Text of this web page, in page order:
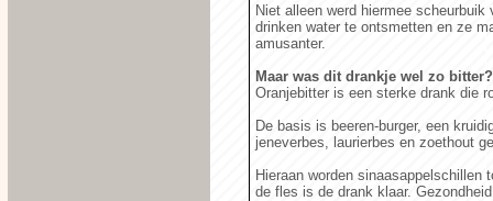
Niet alleen werd hiermee
drinken water te ontsmetten en ze
amusanter.
Maar was dit drankje wel zo
Oranjebitter is een sterke drank die
De basis is beeren-burger, een
jeneverbes, laurierbes en zoethout
Hieraan worden sinaasappelschillen
de fles is de drank klaar.